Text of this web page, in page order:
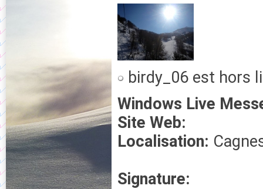
birdy_06 est hors
Windows Live
Site Web:
Localisation:
Signature: